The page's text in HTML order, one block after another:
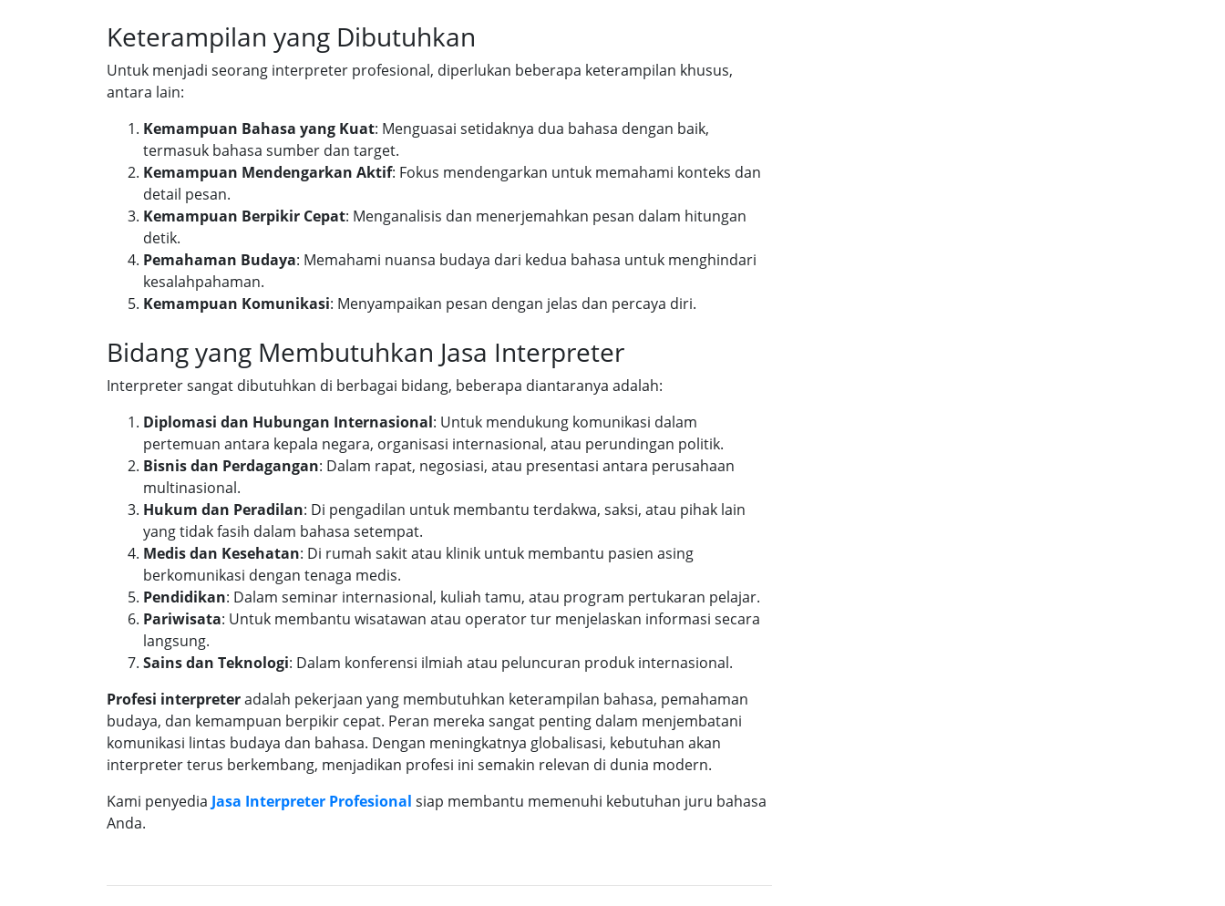
Keterampilan yang Dibutuhkan
Untuk menjadi seorang interpreter profesional, diperlukan beberapa keterampilan khusus,
antara lain:
Kemampuan Bahasa yang Kuat: Menguasai setidaknya dua bahasa dengan baik,
termasuk bahasa sumber dan target.
Kemampuan Mendengarkan Aktif: Fokus mendengarkan untuk memahami konteks dan
detail pesan.
Kemampuan Berpikir Cepat: Menganalisis dan menerjemahkan pesan dalam hitungan
detik.
Pemahaman Budaya: Memahami nuansa budaya dari kedua bahasa untuk menghindari
kesalahpahaman.
Kemampuan Komunikasi: Menyampaikan pesan dengan jelas dan percaya diri.
Bidang yang Membutuhkan Jasa Interpreter
Interpreter sangat dibutuhkan di berbagai bidang, beberapa diantaranya adalah:
Diplomasi dan Hubungan Internasional: Untuk mendukung komunikasi dalam
pertemuan antara kepala negara, organisasi internasional, atau perundingan politik.
Bisnis dan Perdagangan: Dalam rapat, negosiasi, atau presentasi antara perusahaan
multinasional.
Hukum dan Peradilan: Di pengadilan untuk membantu terdakwa, saksi, atau pihak lain
yang tidak fasih dalam bahasa setempat.
Medis dan Kesehatan: Di rumah sakit atau klinik untuk membantu pasien asing
berkomunikasi dengan tenaga medis.
Pendidikan: Dalam seminar internasional, kuliah tamu, atau program pertukaran pelajar.
Pariwisata: Untuk membantu wisatawan atau operator tur menjelaskan informasi secara
langsung.
Sains dan Teknologi: Dalam konferensi ilmiah atau peluncuran produk internasional.
Profesi interpreteradalah pekerjaan yang membutuhkan keterampilan bahasa, pemahaman
budaya, dan kemampuan berpikir cepat. Peran mereka sangat penting dalam menjembatani
komunikasi lintas budaya dan bahasa. Dengan meningkatnya globalisasi, kebutuhan akan
interpreter terus berkembang, menjadikan profesi ini semakin relevan di dunia modern.
Kami penyedia Jasa Interpreter Profesional siap membantu memenuhi kebutuhan juru bahasa
Anda.